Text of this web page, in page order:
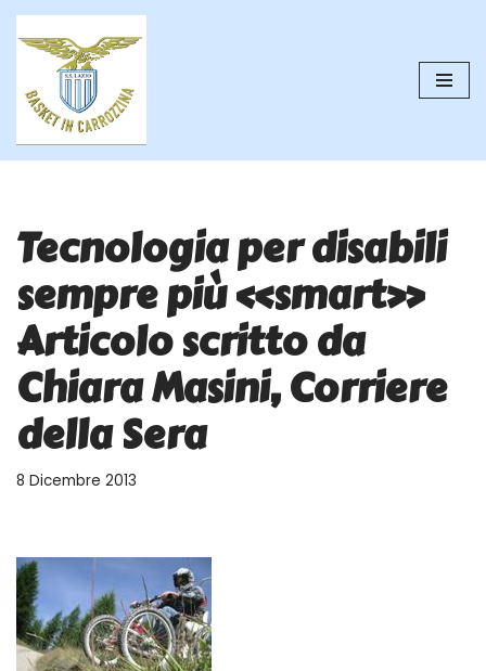
contenuto
Tecnologia per disabili
sempre più «smart»
Articolo scritto da
Chiara Masini, Corriere
della Sera
8 Dicembre 2013